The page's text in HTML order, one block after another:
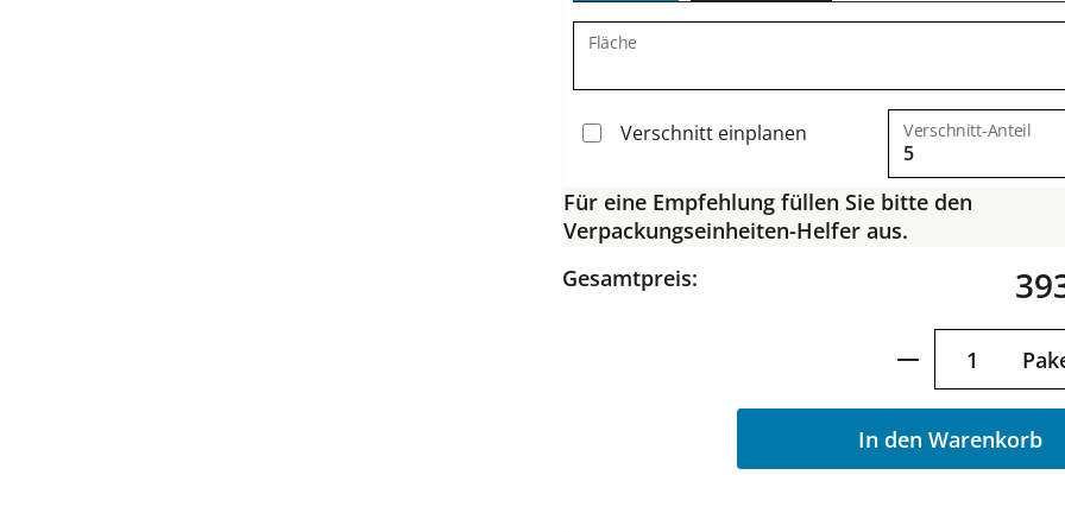
Fläche
Verschnitt einplanen Verschnitt-Anteil
Für eine Empfehlung füllen Sie bitte den
Verpackungseinheiten-Helfer aus.
Gesamtpreis:
Produkt
In den Warenkorb